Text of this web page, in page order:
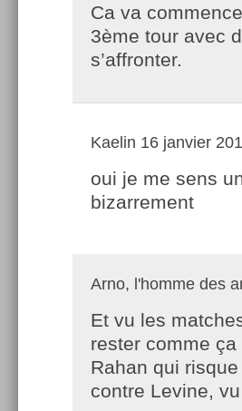
Ca va
3ème tour avec
s’affronter.
Kaelin 16 janvier
oui je me sens
bizarrement
Arno, l'homme des
Et vu les
rester comme
Rahan qui
contre Levine,